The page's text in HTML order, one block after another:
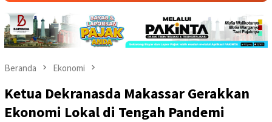
Beranda Ekonomi
Ketua Dekranasda Makassar Gerakkan
Ekonomi Lokal di Tengah Pandemi